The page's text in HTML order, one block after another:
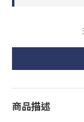
商品描述